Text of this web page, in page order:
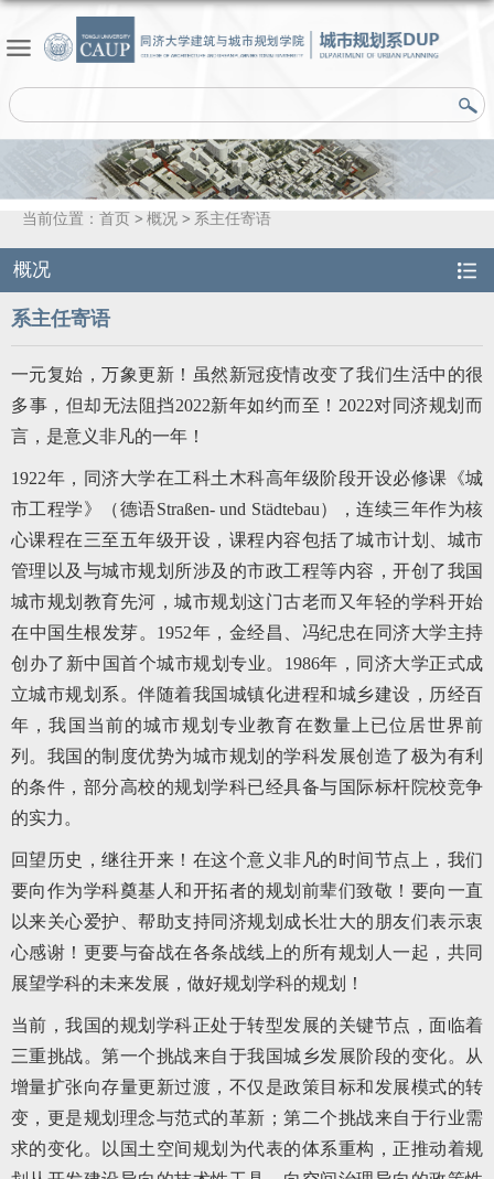
当前位置： 首页 概况 系主任寄语
概况
系主任寄语
一元复始，万象更新！虽然新冠疫情改变了我们生活中的很
多事，但却无法阻挡2022新年如约而至！2022对同济规划而
言，是意义非凡的一年！
1922年，同济大学在工科土木科高年级阶段开设必修课《城
市工程学》（德语Straßen- und Städtebau），连续三年作为核
心课程在三至五年级开设，课程内容包括了城市计划、城市
管理以及与城市规划所涉及的市政工程等内容，开创了我国
城市规划教育先河，城市规划这门古老而又年轻的学科开始
在中国生根发芽。1952年，金经昌、冯纪忠在同济大学主持
创办了新中国首个城市规划专业。1986年，同济大学正式成
立城市规划系。伴随着我国城镇化进程和城乡建设，历经百
年，我国当前的城市规划专业教育在数量上已位居世界前
列。我国的制度优势为城市规划的学科发展创造了极为有利
的条件，部分高校的规划学科已经具备与国际标杆院校竞争
的实力。
回望历史，继往开来！在这个意义非凡的时间节点上，我们
要向作为学科奠基人和开拓者的规划前辈们致敬！要向一直
以来关心爱护、帮助支持同济规划成长壮大的朋友们表示衷
心感谢！更要与奋战在各条战线上的所有规划人一起，共同
展望学科的未来发展，做好规划学科的规划！
当前，我国的规划学科正处于转型发展的关键节点，面临着
三重挑战。第一个挑战来自于我国城乡发展阶段的变化。从
增量扩张向存量更新过渡，不仅是政策目标和发展模式的转
变，更是规划理念与范式的革新；第二个挑战来自于行业需
求的变化。以国土空间规划为代表的体系重构，正推动着规